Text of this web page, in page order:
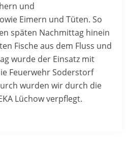
und
Eimern und Tüten. So
späten Nachmittag hinein
Fische aus dem Fluss und
wurde der Einsatz mit
Feuerwehr Soderstorf
wurden wir durch die
Lüchow verpflegt.